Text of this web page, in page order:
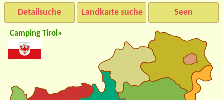
Detailsuche Landkarte suche Seen
Camping Tirol»